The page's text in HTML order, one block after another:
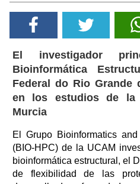
El investigador
Bioinformática
Federal do Rio Grande
en los estudios de la
Murcia
El Grupo Bioinformatics
(BIO-HPC) de la UCAM
bioinformática estructural, el
de flexibilidad de las